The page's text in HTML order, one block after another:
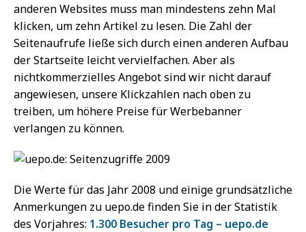
anderen Websites muss man mindestens zehn Mal
klicken, um zehn Artikel zu lesen. Die Zahl der
Seitenaufrufe ließe sich durch einen anderen Aufbau
der Startseite leicht vervielfachen. Aber als
nichtkommerzielles Angebot sind wir nicht darauf
angewiesen, unsere Klickzahlen nach oben zu
treiben, um höhere Preise für Werbebanner
verlangen zu können.
Die Werte für das Jahr 2008 und einige grundsätzliche
Anmerkungen zu uepo.de finden Sie in der Statistik
des Vorjahres: 1.300 Besucher pro Tag – uepo.de